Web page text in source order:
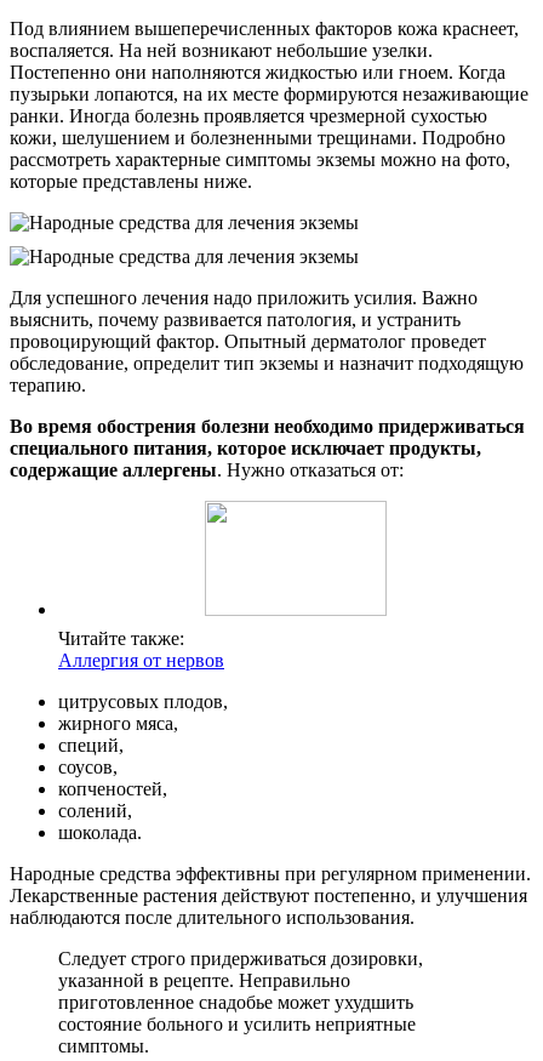
Под влиянием вышеперечисленных факторов кожа краснеет,
воспаляется. На ней возникают небольшие узелки.
Постепенно они наполняются жидкостью или гноем. Когда
пузырьки лопаются, на их месте формируются незаживающие
ранки. Иногда болезнь проявляется чрезмерной сухостью
кожи, шелушением и болезненными трещинами. Подробно
рассмотреть характерные симптомы экземы можно на фото,
которые представлены ниже.
Для успешного лечения надо приложить усилия. Важно
выяснить, почему развивается патология, и устранить
провоцирующий фактор. Опытный дерматолог проведет
обследование, определит тип экземы и назначит подходящую
терапию.
Во время обострения болезни необходимо придерживаться
специального питания, которое исключает продукты,
содержащие аллергены. Нужно отказаться от:
Читайте также:
Аллергия от нервов
цитрусовых плодов,
жирного мяса,
специй,
соусов,
копченостей,
солений,
шоколада.
Народные средства эффективны при регулярном применении.
Лекарственные растения действуют постепенно, и улучшения
наблюдаются после длительного использования.
Следует строго придерживаться дозировки,
указанной в рецепте. Неправильно
приготовленное снадобье может ухудшить
состояние больного и усилить неприятные
симптомы.